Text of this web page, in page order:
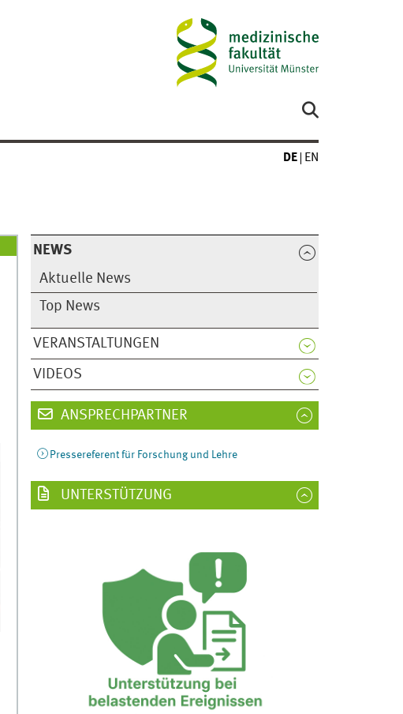
DE EN
NEWS
Aktuelle News
Top News
VERANSTALTUNGEN
VIDEOS
ANSPRECHPARTNER
Pressereferent für Forschung und Lehre
UNTERSTÜTZUNG